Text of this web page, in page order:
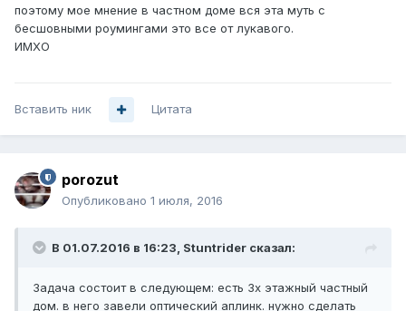
поэтому мое мнение в частном доме вся эта муть с
бесшовными роумингами это все от лукавого.
ИМХО
Вставить ник Цитата
porozut
Опубликовано 1 июля, 2016
В 01.07.2016 в 16:23, Stuntrider сказал:
Задача состоит в следующем: есть 3х этажный частный
дом. в него завели оптический аплинк. нужно сделать